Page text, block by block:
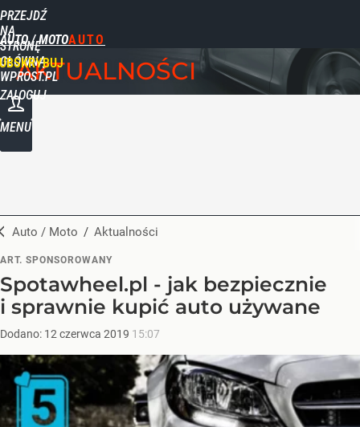
PRZEJDŹ
NA
STRONĘ
GŁÓWNĄ
WPROST.PL
AUTO / MOTO
ZALOGUJ
MENU
AKTUALNOŚCI
Auto / Moto / Aktualności
ART. SPONSOROWANY
Spotawheel.pl - jak bezpiecznie
i sprawnie kupić auto używane
Dodano: 12 czerwca 2019 15:07